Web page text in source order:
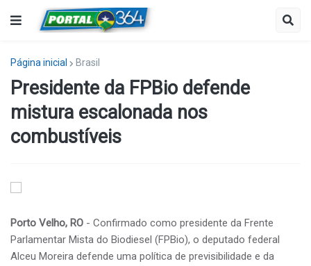
Página inicial Brasil
Presidente da FPBio defende
mistura escalonada nos
combustíveis
Porto Velho, RO - Confirmado como presidente da Frente
Parlamentar Mista do Biodiesel (FPBio), o deputado federal
Alceu Moreira defende uma política de previsibilidade e da